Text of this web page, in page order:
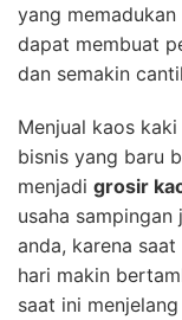
yang
dapat membuat
dan semakin
Menjual kaos
bisnis yang baru
menjadi grosir
usaha
anda, karena
hari makin
saat ini